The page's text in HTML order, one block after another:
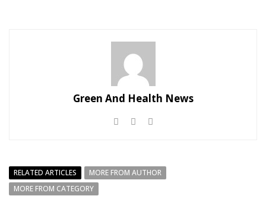
Green And Health News
RELATED ARTICLES
MORE FROM AUTHOR
MORE FROM CATEGORY